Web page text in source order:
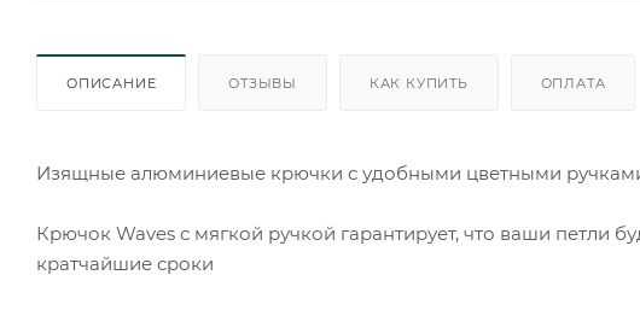
ОПИСАНИЕ ОТЗЫВЫ КАК КУПИТЬ ОПЛАТА
Изящные алюминиевые крючки с удобными цветными
Крючок Waves с мягкой ручкой гарантирует, что ваши петли
кратчайшие сроки